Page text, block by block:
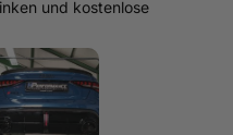
und kostenlose